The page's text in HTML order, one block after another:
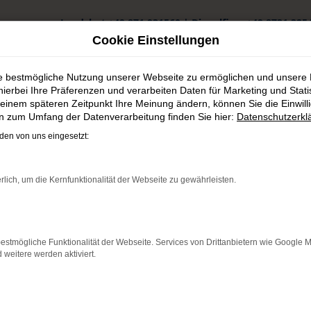
Landshut +49 871 931560|Dingolfing +49 8731
Nürnberg günstig kaufen
günstig kaufen
Qualität für Nürnberg
auf Nummer sicher und steigen in exakt das Fahrzeug,
wählen Sie wie aus einer „Speisekarte“ all die
die Motorisierung und die Lackfarbe individuell
stellen sicher, dass Ihre Wahl auch voll und ganz zu Ihrem
Cookie Einstellungen
bestmögliche Nutzung unserer Webseite zu ermöglichen und unsere
Ihre Präferenzen und verarbeiten Daten für Marketing und
späteren Zeitpunkt Ihre Meinung ändern, können Sie die
zum Umfang der Datenverarbeitung finden Sie hier:
von uns eingesetzt:
um die Kernfunktionalität der Webseite zu gewährleisten.
Funktionalität der Webseite. Services von Drittanbietern wie Google
weitere werden aktiviert.